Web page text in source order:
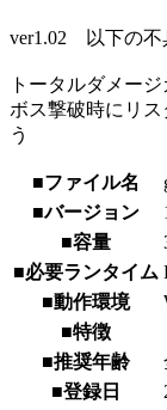
ver1.02 以下の不
トータルダメー
ボス撃破時にリ
う
■ファイル名
■バージョン
■容量
■必要ランタイム
■動作環境
■特徴
■推奨年齢
■登録日